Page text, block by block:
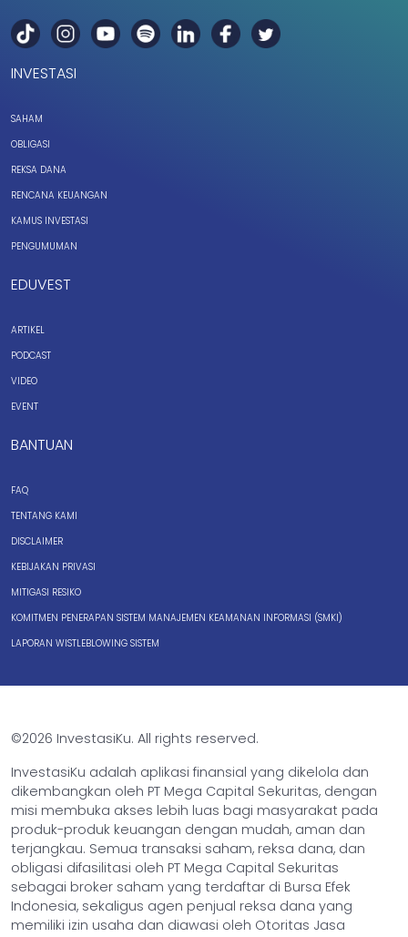
INVESTASI
SAHAM
OBLIGASI
REKSA DANA
RENCANA KEUANGAN
KAMUS INVESTASI
PENGUMUMAN
EDUVEST
ARTIKEL
PODCAST
VIDEO
EVENT
BANTUAN
FAQ
TENTANG KAMI
DISCLAIMER
KEBIJAKAN PRIVASI
MITIGASI RESIKO
KOMITMEN PENERAPAN SISTEM MANAJEMEN KEAMANAN INFORMASI (SMKI)
LAPORAN WISTLEBLOWING SISTEM
©2026 InvestasiKu. All rights reserved.
InvestasiKu adalah aplikasi finansial yang dikelola dan
dikembangkan oleh PT Mega Capital Sekuritas, dengan
misi membuka akses lebih luas bagi masyarakat pada
produk-produk keuangan dengan mudah, aman dan
terjangkau. Semua transaksi saham, reksa dana, dan
obligasi difasilitasi oleh PT Mega Capital Sekuritas
sebagai broker saham yang terdaftar di Bursa Efek
Indonesia, sekaligus agen penjual reksa dana yang
memiliki izin usaha dan diawasi oleh Otoritas Jasa